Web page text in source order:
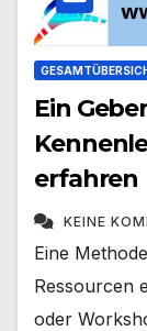
Ein
erfahren
KEINE
Eine
Ressourcen
oder